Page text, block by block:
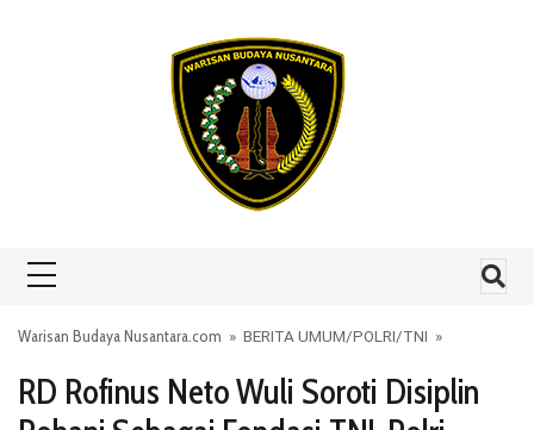
Warisan Budaya Nusantara.com » BERITA UMUM/POLRI/TNI »
RD Rofinus Neto Wuli Soroti Disiplin